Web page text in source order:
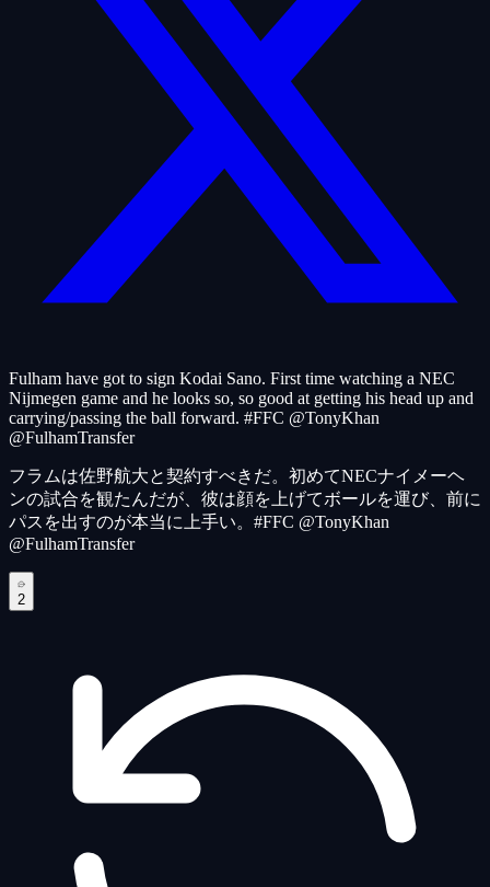
Fulham have got to sign Kodai Sano. First time watching a NEC
Nijmegen game and he looks so, so good at getting his head up and
carrying/passing the ball forward. #FFC @TonyKhan
@FulhamTransfer
フラムは佐野航大と契約すべきだ。初めてNECナイメーヘ
ンの試合を観たんだが、彼は顔を上げてボールを運び、前に
パスを出すのが本当に上手い。#FFC @TonyKhan
@FulhamTransfer
2